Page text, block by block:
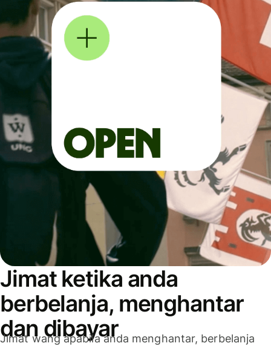
Jimat ketika anda
berbelanja, menghantar
dan dibayar
Jimat wang apabila anda menghantar, berbelanja